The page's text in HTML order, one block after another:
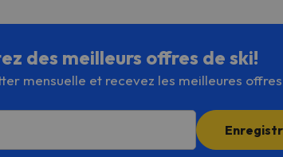
des meilleurs offres de ski!
mensuelle et recevez les meilleures